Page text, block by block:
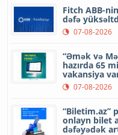
Fitch ABB-
dəfə
07-08-2026
“Əmək və
hazırda 65
vakansiya
07-08-2026
“Biletim.az”
onlayn bilet
dəfəyədək